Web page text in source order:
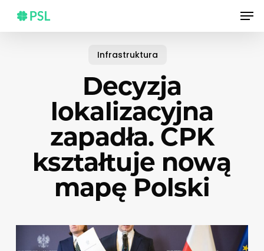
main
Infrastruktura
Decyzja
lokalizacyjna
zapadła. CPK
kształtuje nową
mapę Polski